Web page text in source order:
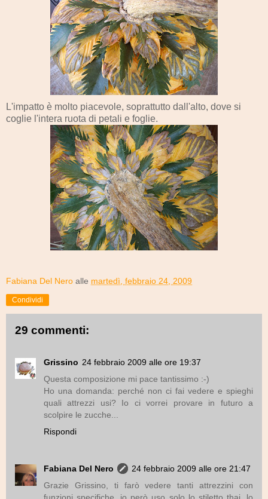
L'impatto è molto piacevole, soprattutto dall'alto, dove si
coglie l'intera ruota di petali e foglie.
Fabiana Del Nero alle martedì, febbraio 24, 2009
Condividi
29 commenti:
Grissino 24 febbraio 2009 alle ore 19:37
Questa composizione mi pace tantissimo :-)
Ho una domanda: perché non ci fai vedere e spieghi
quali attrezzi usi? Io ci vorrei provare in futuro a
scolpire le zucche...
Rispondi
Fabiana Del Nero
24 febbraio 2009 alle ore 21:47
Grazie Grissino, ti farò vedere tanti attrezzini con